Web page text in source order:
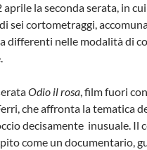
aprile la seconda serata, in
sei cortometraggi,
differenti nelle modalità di
Odio il rosa, film fuori
che affronta la tematica
decisamente inusuale. Il
come un documentario,